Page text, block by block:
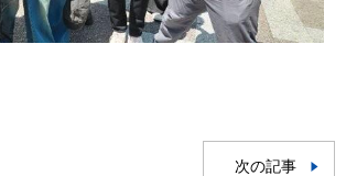
次の記事